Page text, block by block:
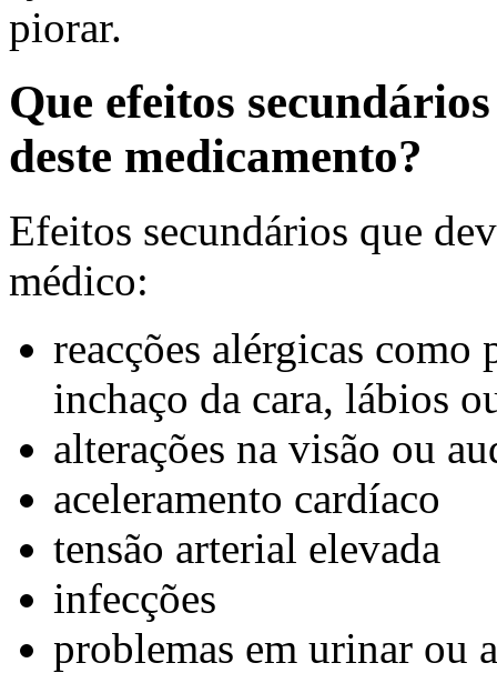
piorar.
Que efeitos
deste medicamento?
Efeitos secundários que
médico:
reacções alérgicas
inchaço da cara, lábios
alterações na visão ou
aceleramento cardíaco
tensão arterial elevada
infecções
problemas em urinar ou